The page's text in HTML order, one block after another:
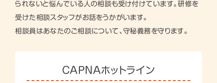
られないと悩んでいる人の相談も受け付けています。研修を
受けた相談スタッフがお話をうかがいます。
相談員はあなたのご相談について、守秘義務を守ります。
CAPNAホットライン